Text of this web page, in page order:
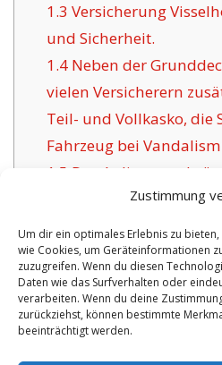
Zustimmung
Um dir ein optimales Erlebnis zu
wie Cookies, um Geräteinformationen
zuzugreifen. Wenn du diesen
Daten wie das Surfverhalten oder
verarbeiten. Wenn du deine
zurückziehst, können bestimmte
beeinträchtigt werden.
1.3 Versicherung
und Sicherheit.
1.4Neben der
vielen Versicherern
Teil- und Vollkasko, die
Fahrzeug bei
1.5 Das Anliegen
für Visselhövede:
1.6
Vorteile der hier
Versicherung in
1.6.1Persönliche
No tags for this post.